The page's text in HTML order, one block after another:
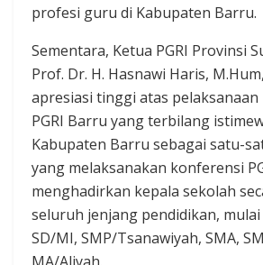
profesi guru di Kabupaten Barru.
Sementara, Ketua PGRI Provinsi
Prof. Dr. H. Hasnawi Haris,
apresiasi tinggi atas
PGRI Barru yang terbilang
Kabupaten Barru sebagai satu-
yang melaksanakan konferensi
menghadirkan kepala sekolah
seluruh jenjang pendidikan, mulai
SD/MI, SMP/Tsanawiyah, SMA,